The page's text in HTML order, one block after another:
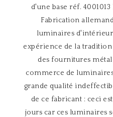
d'une base réf.
Fabrication
luminaires
expérience de la tradition
des fournitures
commerce de
grande qualité
de ce fabricant : ceci
jours car ces luminaires